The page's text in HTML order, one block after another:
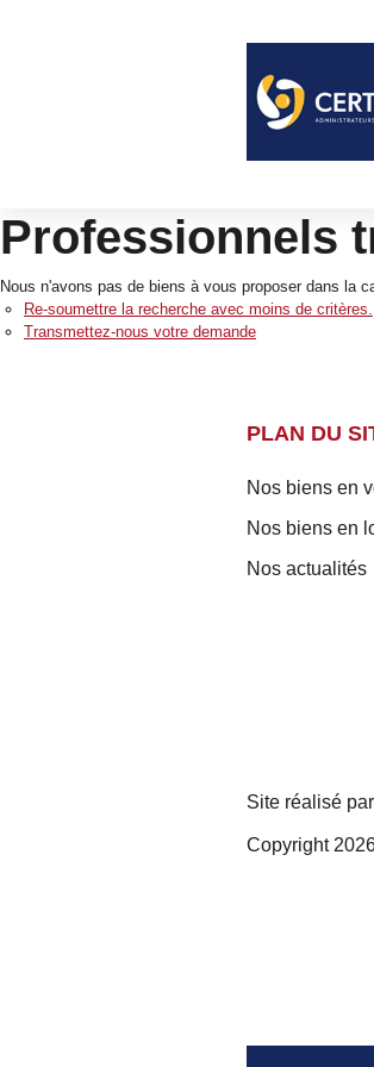
Professionnels
Nous n'avons pas de biens à vous proposer dans la
Re-soumettre la recherche avec moins de critères.
Transmettez-nous votre demande
PLAN DU
Nos biens en
Nos biens en
Nos actualités
Site réalisé par
Copyright